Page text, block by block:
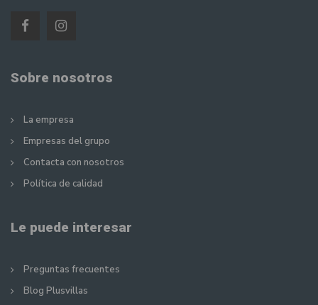
Sobre nosotros
La empresa
Empresas del grupo
Contacta con nosotros
Política de calidad
Le puede interesar
Preguntas frecuentes
Blog Plusvillas